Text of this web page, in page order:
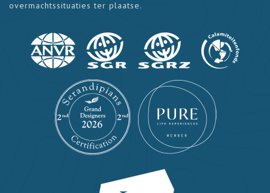
overmachtssituaties ter plaatse.